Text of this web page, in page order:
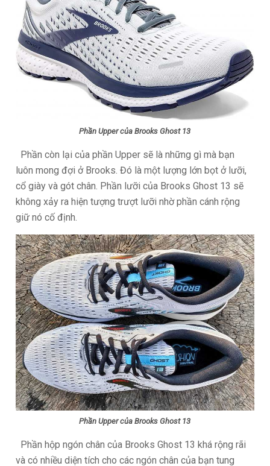
Phần Upper của Brooks Ghost 13
Phần còn lại của phần Upper sẽ là những gì mà bạn
luôn mong đợi ở Brooks. Đó là một lượng lớn bọt ở lưỡi,
cổ giày và gót chân. Phần lưỡi của Brooks Ghost 13 sẽ
không xảy ra hiện tượng trượt lưỡi nhờ phần cánh rộng
giữ nó cố định.
Phần Upper của Brooks Ghost 13
Phần hộp ngón chân của Brooks Ghost 13 khá rộng rãi
và có nhiều diện tích cho các ngón chân của bạn tung